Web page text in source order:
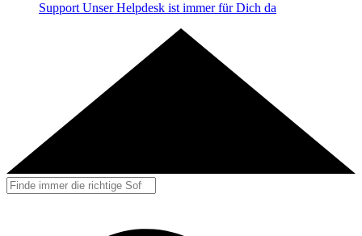
Support Unser Helpdesk ist immer für Dich da